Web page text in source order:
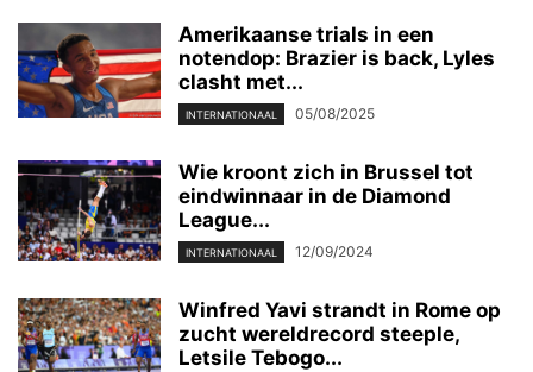
Amerikaanse trials in een
notendop: Brazier is back, Lyles
clasht met...
INTERNATIONAAL 05/08/2025
Wie kroont zich in Brussel tot
eindwinnaar in de Diamond
League...
INTERNATIONAAL 12/09/2024
Winfred Yavi strandt in Rome op
zucht wereldrecord steeple,
Letsile Tebogo...